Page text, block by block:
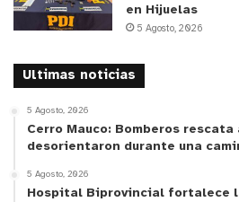
en Hijuelas
5 Agosto, 2026
Ultimas noticias
5 Agosto, 2026
Cerro Mauco: Bomberos rescata
desorientaron durante una
5 Agosto, 2026
Hospital Biprovincial fortalece